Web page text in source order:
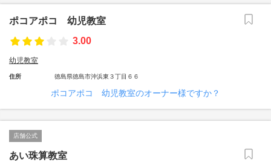
ポコアポコ 幼児教室
3.00
幼児教室
住所 徳島県徳島市沖浜東３丁目６６
ポコアポコ 幼児教室のオーナー様ですか？
店舗公式
あい珠算教室